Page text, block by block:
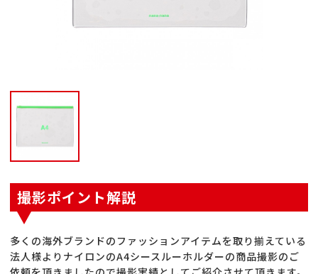
撮影ポイント解説
多くの海外ブランドのファッションアイテムを取り揃えている
法人様よりナイロンのA4シースルーホルダーの商品撮影のご